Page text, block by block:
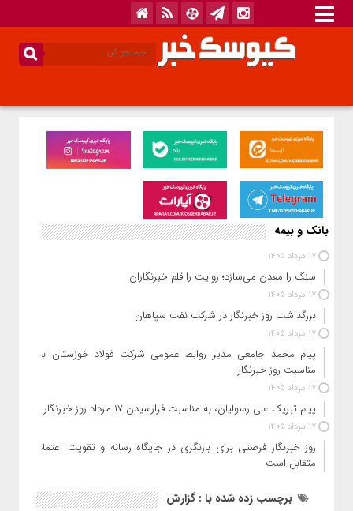
بانک و بیمه
17 مرداد 1405
سنگ را معدن می‌سازد؛ روایت را قلم خبرنگاران
17 مرداد 1405
بزرگداشت روز خبرنگار در شرکت نفت سپاهان
17 مرداد 1405
پیام محمد جامعی مدیر روابط عمومی شرکت فولاد خوزستان به
مناسبت روز خبرنگار
17 مرداد 1405
پیام تبریک علی رسولیان، به مناسبت فرارسیدن ۱۷ مرداد روز خبرنگار
17 مرداد 1405
روز خبرنگار فرصتی برای بازنگری در جایگاه رسانه و تقویت اعتماد
متقابل است
برچسب زده شده با : گزارش